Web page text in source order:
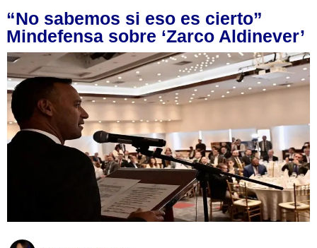
“No sabemos si eso es cierto”
Mindefensa sobre ‘Zarco Aldinever’